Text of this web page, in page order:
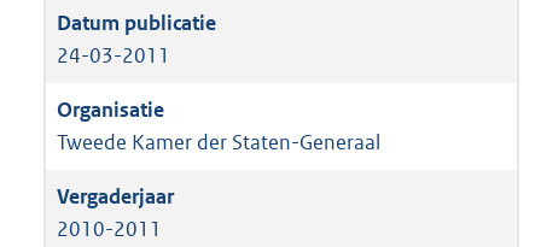
24-03-2011
Tweede Kamer der Staten-Generaal
2010-2011